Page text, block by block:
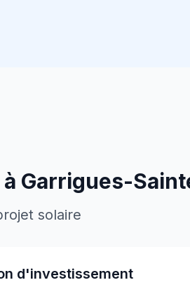
Garrigues-
solaire
d'investissement